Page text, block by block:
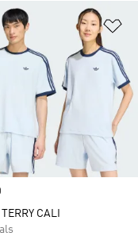
ายการสินค้าโปรด
CALI